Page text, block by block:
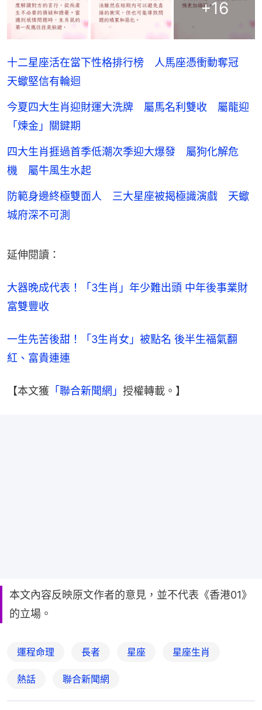
+16
十二星座活在當下性格排行榜 人馬座憑衝動奪冠
天蠍堅信有輪迴
今夏四大生肖迎財運大洗牌 屬馬名利雙收 屬龍迎
「煉金」關鍵期
四大生肖捱過首季低潮次季迎大爆發 屬狗化解危
機 屬牛風生水起
防範身邊終極雙面人 三大星座被揭極識演戲 天蠍
城府深不可測
延伸閱讀：
大器晚成代表！「3生肖」年少難出頭 中年後事業財
富雙豐收
一生先苦後甜！「3生肖女」被點名 後半生福氣翻
紅、富貴連連
【本文獲 「聯合新聞網」 授權轉載。】
本文內容反映原文作者的意見，並不代表《香港01》
的立場。
運程命理 長者 星座 星座生肖
熱話 聯合新聞網